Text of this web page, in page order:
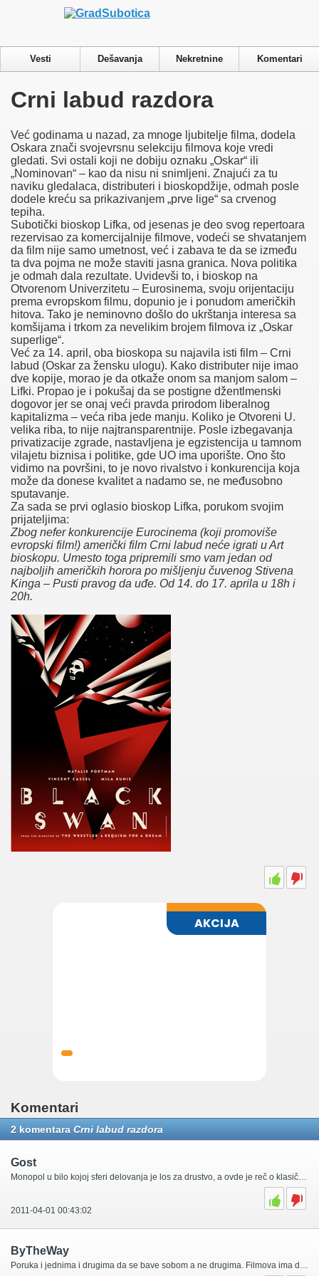
Vesti Dešavanja Nekretnine Komentari
Crni labud razdora
Već godinama u nazad, za mnoge ljubitelje filma, dodela
Oskara znači svojevrsnu selekciju filmova koje vredi
gledati. Svi ostali koji ne dobiju oznaku „Oskar“ ili
„Nominovan“ – kao da nisu ni snimljeni. Znajući za tu
naviku gledalaca, distributeri i bioskopdžije, odmah posle
dodele kreću sa prikazivanjem „prve lige“ sa crvenog
tepiha.
Subotički bioskop Lifka, od jesenas je deo svog repertoara
rezervisao za komercijalnije filmove, vodeći se shvatanjem
da film nije samo umetnost, već i zabava te da se između
ta dva pojma ne može staviti jasna granica. Nova politika
je odmah dala rezultate. Uvidevši to, i bioskop na
Otvorenom Univerzitetu – Eurosinema, svoju orijentaciju
prema evropskom filmu, dopunio je i ponudom američkih
hitova. Tako je neminovno došlo do ukrštanja interesa sa
komšijama i trkom za nevelikim brojem filmova iz „Oskar
superlige“.
Već za 14. april, oba bioskopa su najavila isti film – Crni
labud (Oskar za žensku ulogu). Kako distributer nije imao
dve kopije, morao je da otkaže onom sa manjom salom –
Lifki. Propao je i pokušaj da se postigne džentlmenski
dogovor jer se onaj veći pravda prirodom liberalnog
kapitalizma – veća riba jede manju. Koliko je Otvoreni U.
velika riba, to nije najtransparentnije. Posle izbegavanja
privatizacije zgrade, nastavljena je egzistencija u tamnom
vilajetu biznisa i politike, gde UO ima uporište. Ono što
vidimo na površini, to je novo rivalstvo i konkurencija koja
može da donese kvalitet a nadamo se, ne međusobno
sputavanje.
Za sada se prvi oglasio bioskop Lifka, porukom svojim
prijateljima:
Zbog nefer konkurencije Eurocinema (koji promoviše
evropski film!) američki film Crni labud neće igrati u Art
bioskopu. Umesto toga pripremili smo vam jedan od
najboljih američkih horora po mišljenju čuvenog Stivena
Kinga – Pusti pravog da uđe. Od 14. do 17. aprila u 18h i
20h.
Komentari
2 komentara Crni labud razdora
Gost
2011-04-01 00:43:02
ByTheWay
Privacy & Cookies Policy